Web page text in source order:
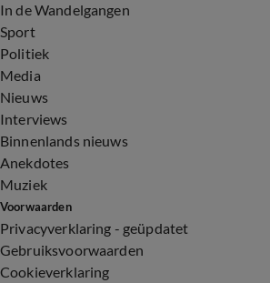
In de Wandelgangen
Sport
Politiek
Media
Nieuws
Interviews
Binnenlands nieuws
Anekdotes
Muziek
Voorwaarden
Privacyverklaring - geüpdatet
Gebruiksvoorwaarden
Cookieverklaring